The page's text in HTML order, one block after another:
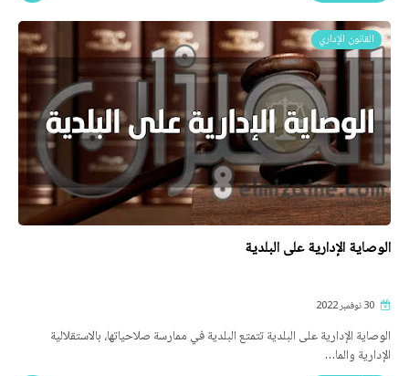
القانون الإداري
الوصاية الإدارية على البلدية
الوصاية الإدارية على البلدية تتمتع البلدية في ممارسة صلاحياتها، بالاستقلالية
الإدارية والما…